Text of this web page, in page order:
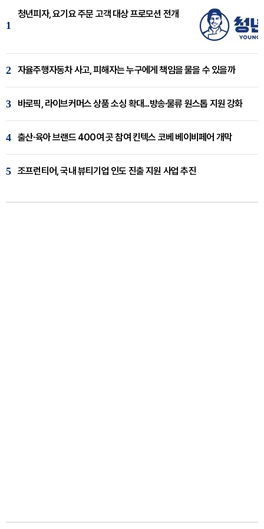
1
청년피자, 요기요 주문 고객 대상 프로모션 전개
2 자율주행자동차 사고, 피해자는 누구에게 책임을 물을 수 있을까
3 바로픽, 라이브커머스 상품 소싱 확대...방송·물류 원스톱 지원 강화
4 출산·육아 브랜드 400여 곳 참여 킨텍스 코베 베이비페어 개막
5 조프런티어, 국내 뷰티기업 인도 진출 지원 사업 추진